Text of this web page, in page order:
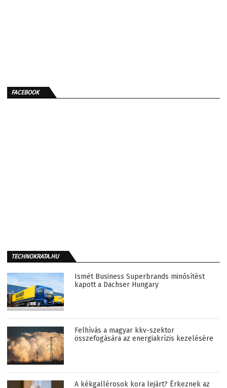
FACEBOOK
TECHNOKRATA.HU
Ismét Business Superbrands minősítést
kapott a Dachser Hungary
Felhívás a magyar kkv-szektor
összefogására az energiakrízis kezelésére
A kékgallérosok kora lejárt? Érkeznek az